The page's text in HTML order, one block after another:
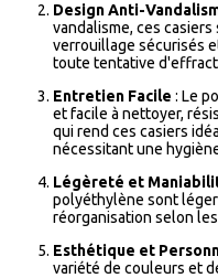
Design Anti-
vandalisme, ces
verrouillage sécurisés
toute tentative
Entretien Facile : Le
et facile à nettoyer,
qui rend ces casiers
nécessitant une
Légèreté et
polyéthylène sont
réorganisation selon
Esthétique et
variété de couleurs et